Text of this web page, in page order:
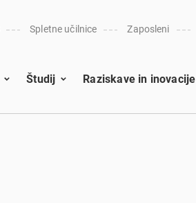
Spletne učilnice Zaposleni
Študij Raziskave in inovacije